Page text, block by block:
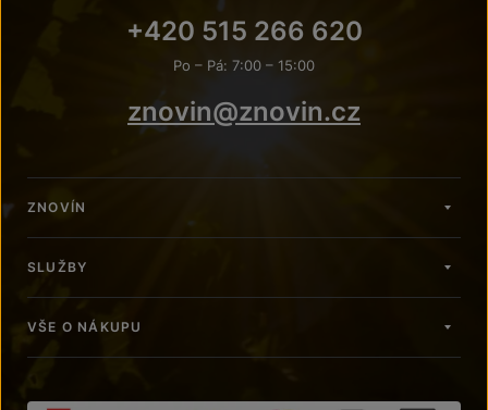
+420 515 266 620
Po – Pá: 7:00 – 15:00
znovin@znovin.cz
ZNOVÍN
SLUŽBY
VŠE O NÁKUPU